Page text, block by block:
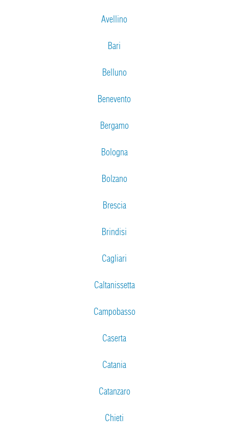
Avellino
Bari
Belluno
Benevento
Bergamo
Bologna
Bolzano
Brescia
Brindisi
Cagliari
Caltanissetta
Campobasso
Caserta
Catania
Catanzaro
Chieti